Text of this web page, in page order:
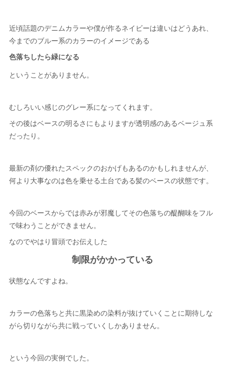
近頃話題のデニムカラーや僕が作るネイビーは違いはどうあれ、
今までのブルー系のカラーのイメージである
色落ちしたら緑になる
ということがありません。
むしろいい感じのグレー系になってくれます。
その後はベースの明るさにもよりますが透明感のあるベージュ系
だったり。
最新の剤の優れたスペックのおかげもあるのかもしれませんが、
何より大事なのは色を乗せる土台である髪のベースの状態です。
今回のベースからでは赤みが邪魔してその色落ちの醍醐味をフル
で味わうことができません。
なのでやはり冒頭でお伝えした
制限がかかっている
状態なんですよね。
カラーの色落ちと共に黒染めの染料が抜けていくことに期待しな
がら切りながら共に戦っていくしかありません。
という今回の実例でした。